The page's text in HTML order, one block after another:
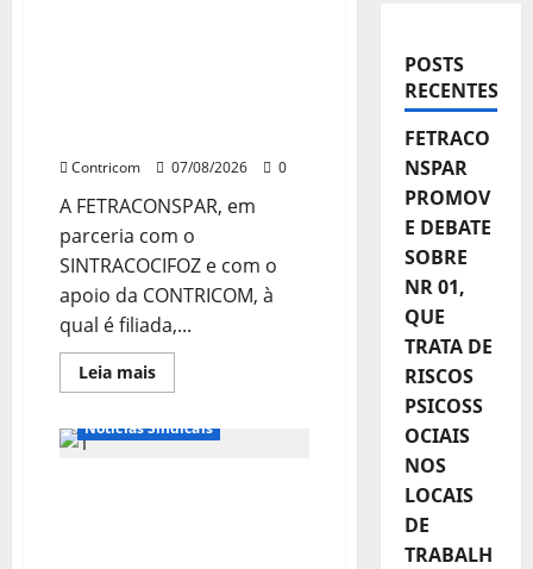
Contricom 07/08/2026 0
A FETRACONSPAR, em
parceria com o
SINTRACOCIFOZ e com o
apoio da CONTRICOM, à
qual é filiada,...
Leia maisLeia
mais
PROMOVE
Destaques
Notícias de Entidades
Notícias Sindicais
POSTS
RECENTES
FETRACO
NSPAR
PROMOV
E DEBATE
SOBRE
NR 01,
QUE
TRATA DE
RISCOS
PSICOSS
OCIAIS
NOS
LOCAIS
DE
TRABALH